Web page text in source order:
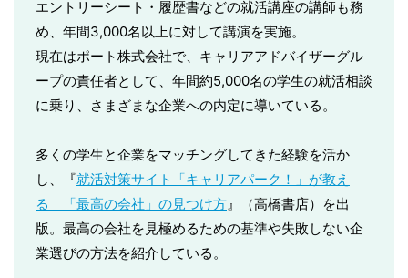
エントリーシート・履歴書などの就活講座の講師も務
め、年間3,000名以上に対して講演を実施。
現在はポート株式会社で、キャリアアドバイザーグル
ープの責任者として、年間約5,000名の学生の就活相談
に乗り、さまざまな企業への内定に導いている。
多くの学生と企業をマッチングしてきた経験を活か
し、『就活対策サイト「キャリアパーク！」が教え
る 「最高の会社」の見つけ方 』（高橋書店）を出
版。最高の会社を見極めるための基準や失敗しない企
業選びの方法を紹介している。